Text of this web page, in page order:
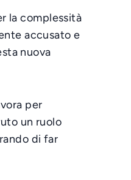
la complessità
accusato e
nuova
per
un ruolo
di far